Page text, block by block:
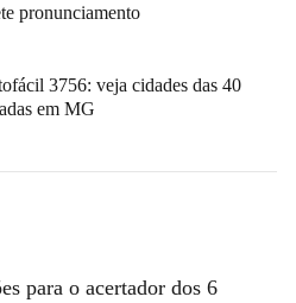
pronunciamento
3756: veja cidades das 40
em MG
para o acertador dos 6